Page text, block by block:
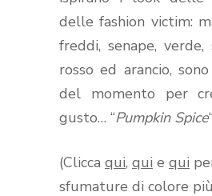
delle fashion victim:
freddi, senape,
rosso ed arancio,
del momento per
gusto… “Pumpkin Spice
(Clicca qui, qui e qui
sfumature di colore